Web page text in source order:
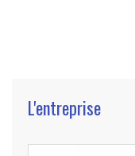
L'entreprise